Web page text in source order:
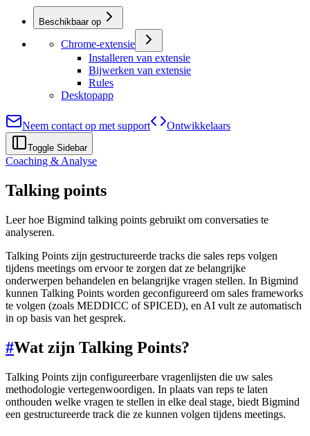
Beschikbaar op
Chrome-extensie
Installeren van extensie
Bijwerken van extensie
Rules
Desktopapp
Neem contact op met support Ontwikkelaars
Toggle Sidebar
Coaching & Analyse
Talking points
Leer hoe Bigmind talking points gebruikt om conversaties te
analyseren.
Talking Points zijn gestructureerde tracks die sales reps volgen
tijdens meetings om ervoor te zorgen dat ze belangrijke
onderwerpen behandelen en belangrijke vragen stellen. In Bigmind
kunnen Talking Points worden geconfigureerd om sales frameworks
te volgen (zoals MEDDICC of SPICED), en AI vult ze automatisch
in op basis van het gesprek.
#Wat zijn Talking Points?
Talking Points zijn configureerbare vragenlijsten die uw sales
methodologie vertegenwoordigen. In plaats van reps te laten
onthouden welke vragen te stellen in elke deal stage, biedt Bigmind
een gestructureerde track die ze kunnen volgen tijdens meetings.